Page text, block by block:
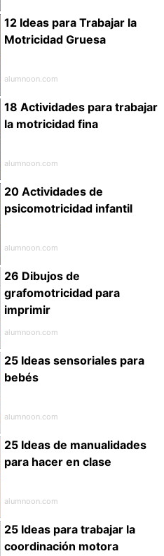
12 Ideas para Trabajar la
Motricidad Gruesa
alumnoon.com
18 Actividades para trabajar
la motricidad fina
alumnoon.com
20 Actividades de
psicomotricidad infantil
alumnoon.com
26 Dibujos de
grafomotricidad para
imprimir
alumnoon.com
25 Ideas sensoriales para
bebés
alumnoon.com
25 Ideas de manualidades
para hacer en clase
alumnoon.com
25 Ideas para trabajar la
coordinación motora